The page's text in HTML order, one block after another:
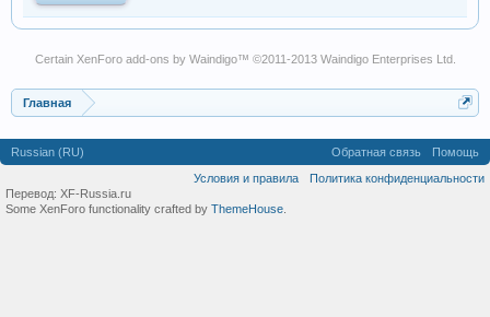
Certain XenForo add-ons by Waindigo™ ©2011-2013 Waindigo Enterprises Ltd.
Главная
Russian (RU) Обратная связь
Помощь
Условия и правила
Политика конфиденциальности
Перевод: XF-Russia.ru
Some XenForo functionality crafted by ThemeHouse